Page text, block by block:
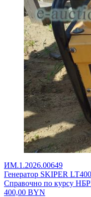
ИМ.1.2026.00649
Генератор SKIPER
Справочно по курсу
400,00 BYN